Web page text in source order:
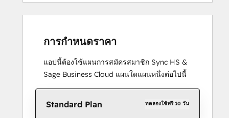
การกำหนดราคา
แอปนี้ต้องใช้แผนการสมัครสมาชิก Sync HS &
Sage Business Cloud แผนใดแผนหนึ่งต่อไปนี้
Standard Plan ทดลองใช้ฟรี 10 วัน